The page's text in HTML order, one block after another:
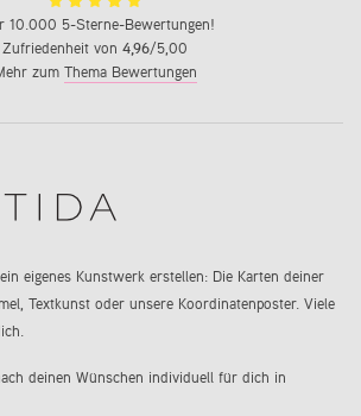
10.000 5-Sterne-Bewertungen!
Zufriedenheit von 4,96/5,00
zum Thema Bewertungen
eigenes Kunstwerk erstellen: Die Karten deiner
Textkunst oder unsere Koordinatenposter. Viele
deinen Wünschen individuell für dich in